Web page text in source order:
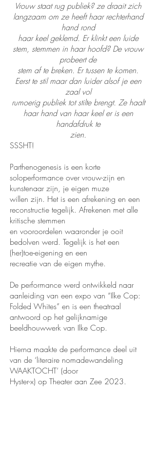
Vrouw staat rug publiek? ze draait zich
langzaam om ze heeft haar rechterhand
hand rond
haar keel geklemd. Er klinkt een luide
stem, stemmen in haar hoofd? De vrouw
probeert de
stem af te breken. Er tussen te komen.
Eerst te stil maar dan luider alsof je een
zaal vol
rumoerig publiek tot stilte brengt. Ze haalt
haar hand van haar keel er is een
handafdruk te
zien.
SSSHT!
Parthenogenesis is een korte
soloperformance over vrouw-zijn en
kunstenaar zijn, je eigen muze
willen zijn. Het is een afrekening en een
reconstructie tegelijk. Afrekenen met alle
kritische stemmen
en vooroordelen waaronder je ooit
bedolven werd. Tegelijk is het een
(her)toe-eigening en een
recreatie van de eigen mythe.
De performance werd ontwikkeld naar
aanleiding van een expo van “Ilke Cop:
Folded Whites” en is een theatraal
antwoord op het gelijknamige
beeldhouwwerk van Ilke Cop.
Hierna maakte de performance deel uit
van de ‘literaire nomadewandeling
WAAKTOCHT’ (door
Hyster-x) op Theater aan Zee 2023.